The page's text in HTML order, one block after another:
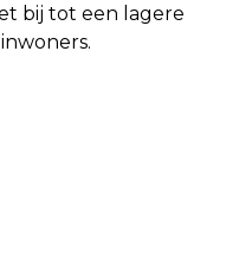
bij tot een lagere